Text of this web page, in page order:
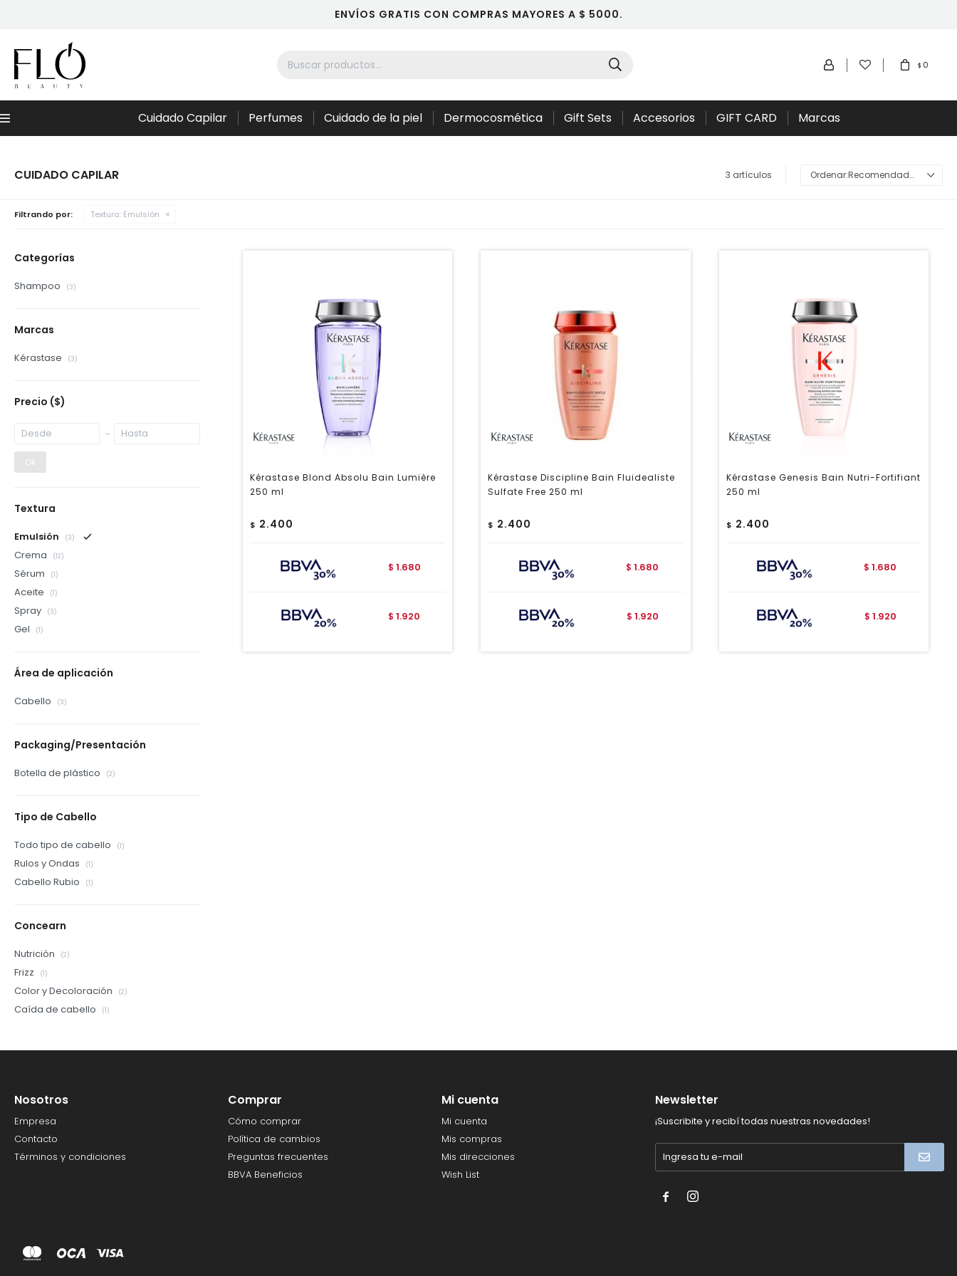
ENVÍOS GRATIS CON COMPRAS MAYORES A $ 5000.
Menú Cuidado Capilar Perfumes Cuidado de la piel Dermocosmética Gift Sets Accesorios GIFT CARD Marcas
$ 0
CUIDADO CAPILAR 3 artículos Recomendados
Filtrando por: Textura: Emulsión
Kérastase Blond Absolu Bain Lumière
250 ml
$ 2.400
$ 1.680
$ 1.920
Kérastase Discipline Bain Fluidealiste
Sulfate Free 250 ml
$ 2.400
$ 1.680
$ 1.920
Kérastase Genesis Bain Nutri-Fortifiant
250 ml
$ 2.400
$ 1.680
$ 1.920
Categorías
Shampoo (3)
Marcas
Kérastase (3)
Precio ($)
OK
Textura
Emulsión (3)
Crema (12)
Sérum (1)
Aceite (1)
Spray (3)
Gel (1)
Área de aplicación
Cabello (3)
Packaging/Presentación
Botella de plástico (2)
Tipo de Cabello
Todo tipo de cabello (1)
Rulos y Ondas (1)
Cabello Rubio (1)
Concearn
Nutrición (2)
Frizz (1)
Color y Decoloración (2)
Caída de cabello (1)
Nosotros
Empresa
Contacto
Términos y condiciones
Comprar
Cómo comprar
Política de cambios
Preguntas frecuentes
BBVA Beneficios
Mi cuenta
Mi cuenta
Mis compras
Mis direcciones
Wish List
Newsletter
¡Suscribite y recibí todas nuestras novedades!
 